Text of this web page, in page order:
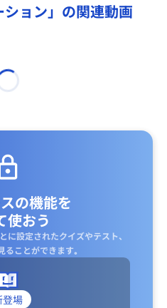
ション」の関連動画
の機能を
使おう
に設定されたクイズやテスト、
ることができます｡
登場